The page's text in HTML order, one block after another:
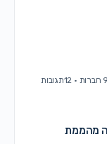
· 12תגובות